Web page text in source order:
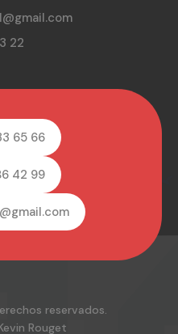
22
65 66
42 99
reservados.
Rouget